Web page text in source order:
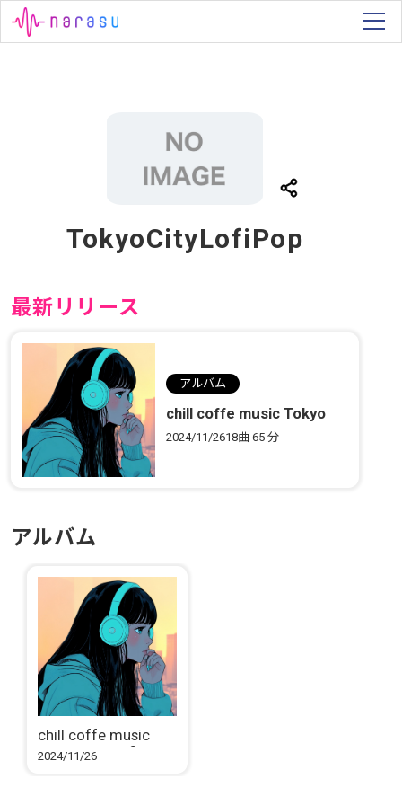
TokyoCityLofiPop
最新リリース
アルバム
chill coffe music Tokyo
City Lofi Pop
2024/11/2618曲65 分
アルバム
chill coffe music
Tokyo City Lofi Pop
2024/11/26